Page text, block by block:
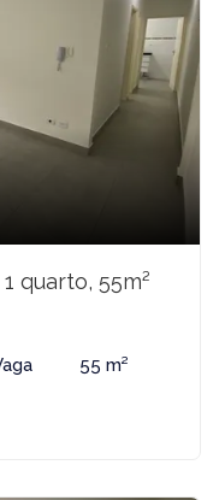
quarto, 55m²
55 m²